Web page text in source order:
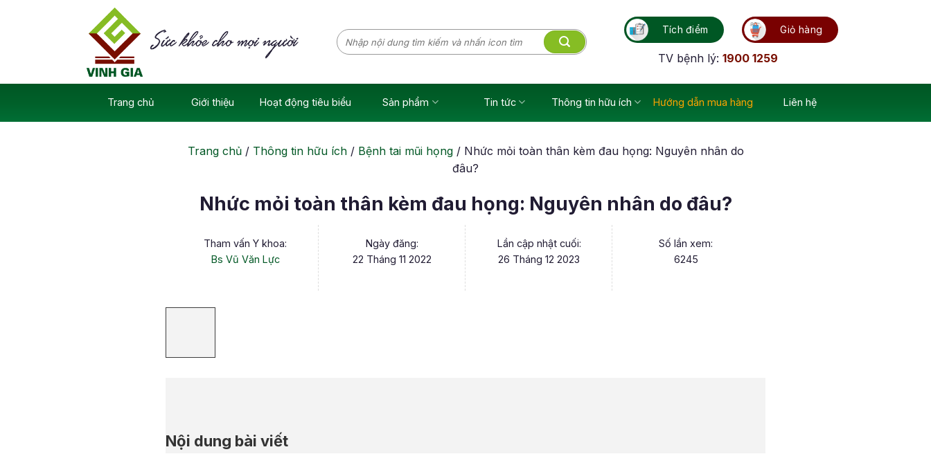
Tìm
kiếm:
Tích điểm Giỏ hàng
TV bệnh lý: 1900 1259
Trang chủ Giới thiệu Hoạt động tiêu biểu Sản phẩm Tin tức Thông tin hữu ích Hướng dẫn mua hàng Liên hệ
Trang chủ/ Thông tin hữu ích/ Bệnh tai mũi họng/ Nhức mỏi toàn thân kèm đau họng: Nguyên nhân do
đâu?
Nhức mỏi toàn thân kèm đau họng: Nguyên nhân do đâu?
Tham vấn Y khoa:
Bs Vũ Văn Lực
Ngày đăng:
22 Tháng 11 2022
Lần cập nhật cuối:
26 Tháng 12 2023
Số lần xem:
6245
Nội dung bài viết